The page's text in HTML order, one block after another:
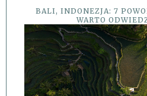
BALI, INDONEZJA: 7
WARTO